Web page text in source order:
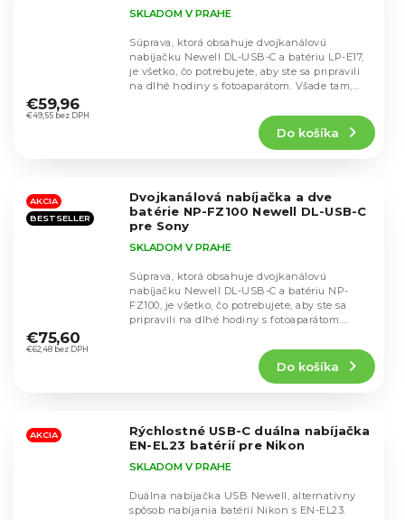
hodnotenie
produktu
hviezdičiek.
SKLADOM V PRAHE
€49,55 bez DPH
€59,96
Do košíka
Súprava, ktorá obsahuje dvojkanálovú
nabíjačku Newell DL-USB-C a batériu LP-E17,
je všetko, čo potrebujete, aby ste sa pripravili
na dlhé hodiny s fotoaparátom. Všade tam,
AKCIA
BESTSELLER
Dvojkanálová nabíjačka a dve
batérie NP-FZ100 Newell DL-USB-C
pre Sony
hodnotenie
produktu
hviezdičiek.
SKLADOM V PRAHE
€62,48 bez DPH
€75,60
Do košíka
Súprava, ktorá obsahuje dvojkanálovú
nabíjačku Newell DL-USB-C a batériu NP-
FZ100, je všetko, čo potrebujete, aby ste sa
pripravili na dlhé hodiny s fotoaparátom.
AKCIA
Rýchlostné USB-C duálna nabíjačka
EN-EL23 batérií pre Nikon
SKLADOM V PRAHE
Duálna nabíjačka USB Newell, alternatívny
spôsob nabíjania batérií Nikon s EN-EL23.